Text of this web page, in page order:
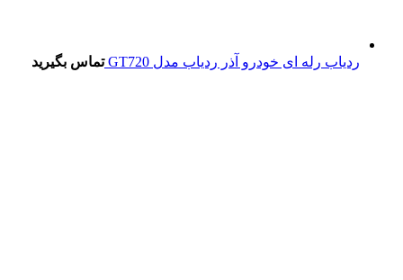
ردیاب رله ای خودرو آذر ردیاب مدل GT720 تماس بگیرید